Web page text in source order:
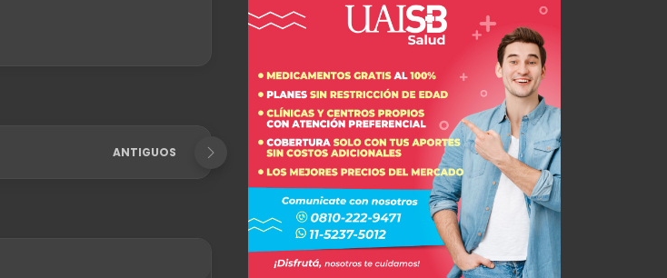
ANTIGUOS